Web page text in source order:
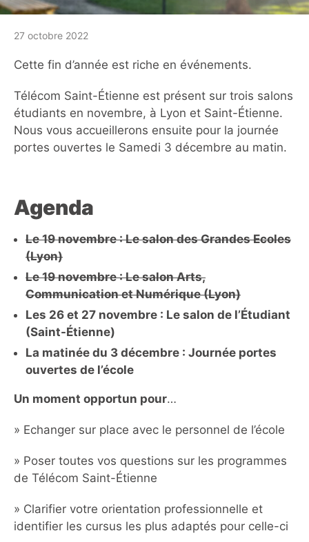
27 octobre 2022
Cette fin d’année est riche en événements.
Télécom Saint-Étienne est présent sur trois salons
étudiants en novembre, à Lyon et Saint-Étienne.
Nous vous accueillerons ensuite pour la journée
portes ouvertes le Samedi 3 décembre au matin.
Agenda
Le 19 novembre : Le salon des Grandes Ecoles
(Lyon)
Le 19 novembre : Le salon Arts,
Communication et Numérique (Lyon)
Les 26 et 27 novembre : Le salon de l’Étudiant
(Saint-Étienne)
La matinée du 3 décembre : Journée portes
ouvertes de l’école
Un moment opportun pour…
» Echanger sur place avec le personnel de l’école
» Poser toutes vos questions sur les programmes
de Télécom Saint-Étienne
» Clarifier votre orientation professionnelle et
identifier les cursus les plus adaptés pour celle-ci